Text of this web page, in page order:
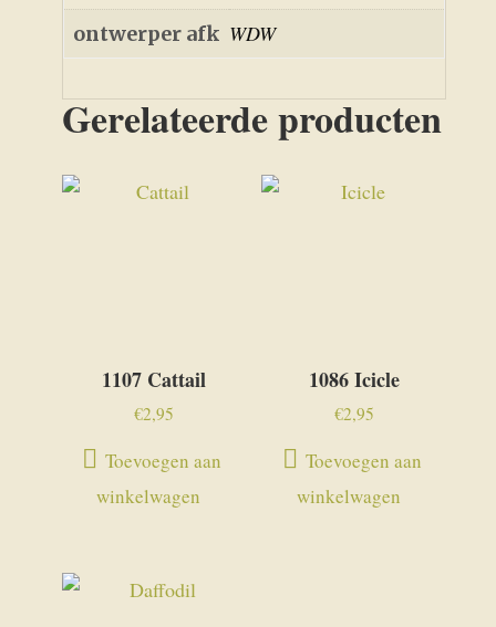
ontwerper afk WDW
Gerelateerde producten
1107 Cattail
€2,95
Toevoegen aan
winkelwagen
1086 Icicle
€2,95
Toevoegen aan
winkelwagen